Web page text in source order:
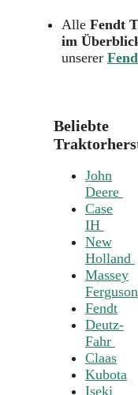
Alle Fendt
im
unserer
Beliebte
John
Deere
Case
IH
New
Holland
Massey
Ferguson
Fendt
Deutz-
Fahr
Claas
Kubota
Iseki